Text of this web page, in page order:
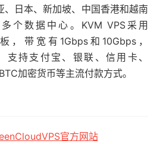
、日本、新加坡、中国香港和越南
个数据中心。KVM VPS采用
，带宽有1Gbps和10Gbps，
支持支付宝、银联、信用卡、
加密货币等主流付款方式。
官方网站